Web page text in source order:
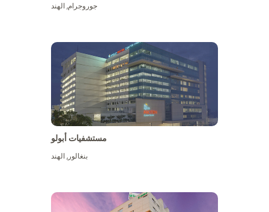
جوروجرام,الهند
مستشفيات أبولو
بنغالور,الهند